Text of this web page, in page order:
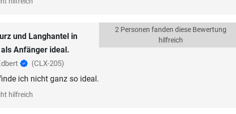
und Langhantel in
Anfänger ideal.
2 Personen fanden diese Bewertung
hilfreich
(CLX-205)
ich nicht ganz so ideal.
hilfreich